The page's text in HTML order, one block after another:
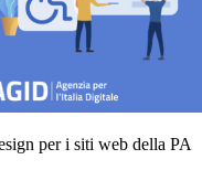
per i siti web della PA